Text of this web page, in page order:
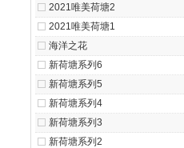
2021唯美荷塘2
2021唯美荷塘1
海洋之花
新荷塘系列6
新荷塘系列5
新荷塘系列4
新荷塘系列3
新荷塘系列2